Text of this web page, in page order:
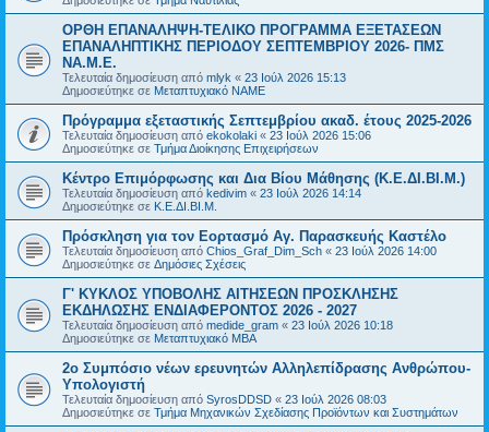
ΟΡΘΗ ΕΠΑΝΑΛΗΨΗ-ΤΕΛΙΚΟ ΠΡΟΓΡΑΜΜΑ ΕΞΕΤΑΣΕΩΝ
ΕΠΑΝΑΛΗΠΤΙΚΗΣ ΠΕΡΙΟΔΟΥ ΣΕΠΤΕΜΒΡΙΟΥ 2026- ΠΜΣ
ΝΑ.Μ.Ε.
Τελευταία δημοσίευση από mlyk « 23 Ιούλ 2026 15:13
Δημοσιεύτηκε σε Μεταπτυχιακό ΝΑΜΕ
Πρόγραμμα εξεταστικής Σεπτεμβρίου ακαδ. έτους 2025-2026
Τελευταία δημοσίευση από ekokolaki « 23 Ιούλ 2026 15:06
Δημοσιεύτηκε σε Τμήμα Διοίκησης Επιχειρήσεων
Κέντρο Επιμόρφωσης και Δια Βίου Μάθησης (Κ.Ε.ΔΙ.ΒΙ.Μ.)
Τελευταία δημοσίευση από kedivim « 23 Ιούλ 2026 14:14
Δημοσιεύτηκε σε Κ.Ε.ΔΙ.ΒΙ.Μ.
Πρόσκληση για τον Εορτασμό Αγ. Παρασκευής Καστέλο
Τελευταία δημοσίευση από Chios_Graf_Dim_Sch « 23 Ιούλ 2026 14:00
Δημοσιεύτηκε σε Δημόσιες Σχέσεις
Γ' ΚΥΚΛΟΣ ΥΠΟΒΟΛΗΣ ΑΙΤΗΣΕΩΝ ΠΡΟΣΚΛΗΣΗΣ
ΕΚΔΗΛΩΣΗΣ ΕΝΔΙΑΦΕΡΟΝΤΟΣ 2026 - 2027
Τελευταία δημοσίευση από medide_gram « 23 Ιούλ 2026 10:18
Δημοσιεύτηκε σε Μεταπτυχιακό MBA
2ο Συμπόσιο νέων ερευνητών Αλληλεπίδρασης Ανθρώπου-
Υπολογιστή
Τελευταία δημοσίευση από SyrosDDSD « 23 Ιούλ 2026 08:03
Δημοσιεύτηκε σε Τμήμα Μηχανικών Σχεδίασης Προϊόντων και Συστημάτων